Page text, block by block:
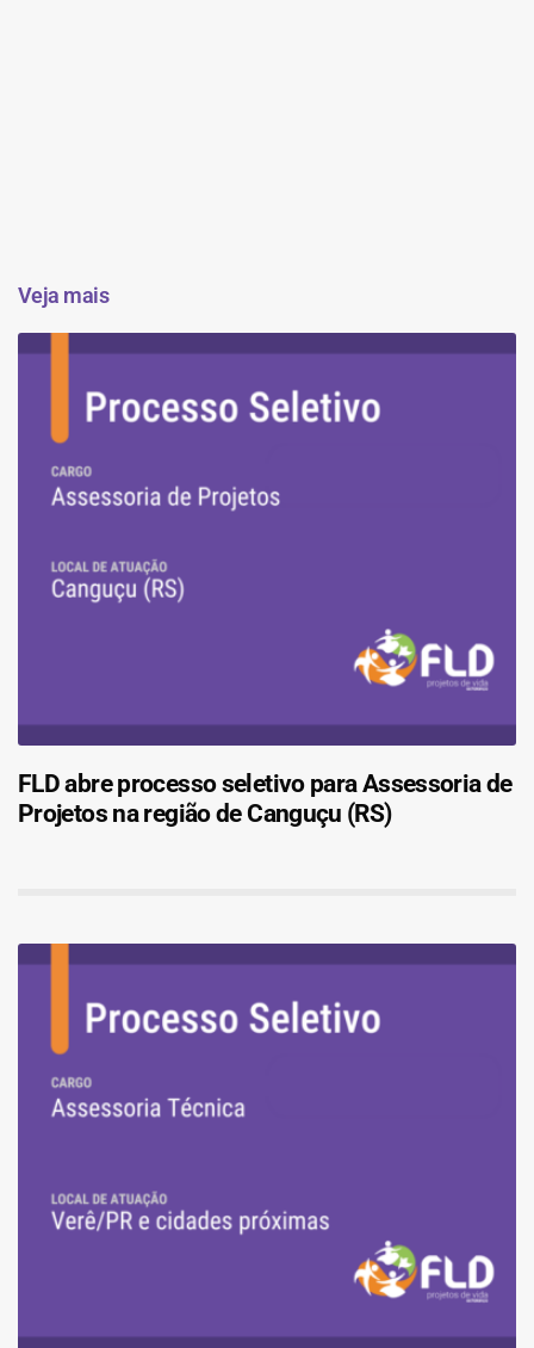
Veja mais
FLD abre processo seletivo para Assessoria de
Projetos na região de Canguçu (RS)